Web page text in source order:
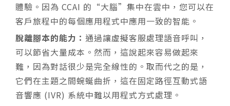
體驗。因為 CCAI 的“大腦”集中在雲中，您可以在
客戶旅程中的每個應用程式中應用一致的智能。
脫離腳本的能力： 通過讓虛擬客服處理語音呼叫，
可以節省大量成本。然而，這說起來容易做起來
難，因為對話很少是完全線性的。取而代之的是，
它們在主題之間蜿蜒曲折，這在固定路徑互動式語
音響應 (IVR) 系統中難以用程式方式處理。